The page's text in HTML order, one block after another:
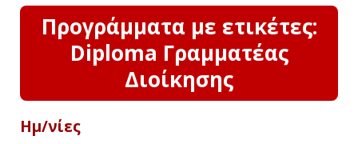
Προγράμματα με ετικέτες:
Diploma Γραμματέας
Διοίκησης
Ημ/νίες